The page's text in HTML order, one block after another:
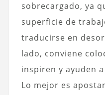
sobrecargado, ya
superficie de
traducirse en
lado, conviene
inspiren y ayuden
Lo mejor es